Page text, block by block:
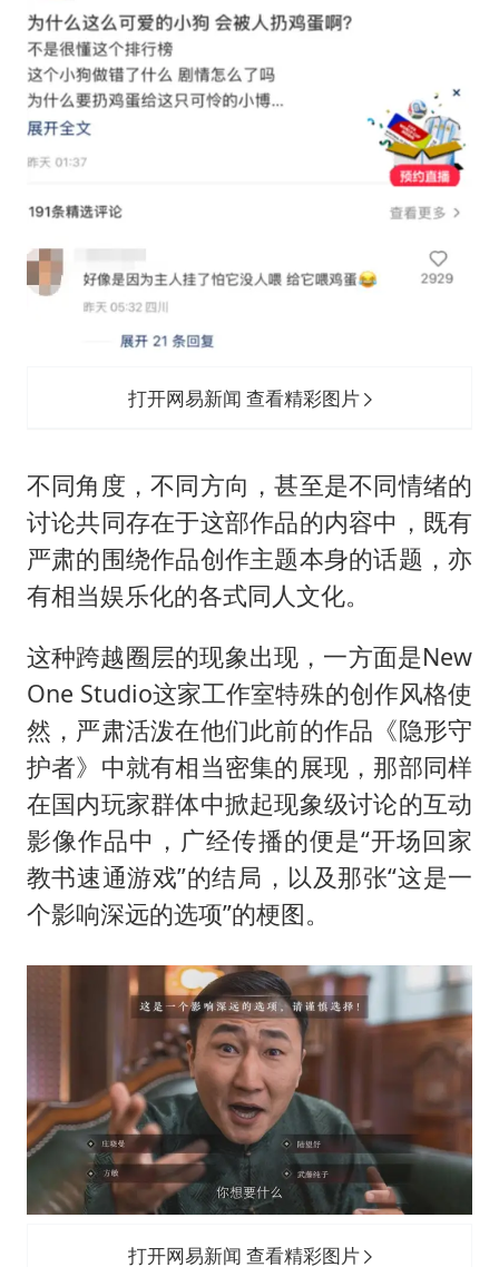
打开网易新闻 查看精彩图片
不同角度，不同方向，甚至是不同情绪的
讨论共同存在于这部作品的内容中，既有
严肃的围绕作品创作主题本身的话题，亦
有相当娱乐化的各式同人文化。
这种跨越圈层的现象出现，一方面是New
One Studio这家工作室特殊的创作风格使
然，严肃活泼在他们此前的作品《隐形守
护者》中就有相当密集的展现，那部同样
在国内玩家群体中掀起现象级讨论的互动
影像作品中，广经传播的便是“开场回家
教书速通游戏”的结局，以及那张“这是一
个影响深远的选项”的梗图。
打开网易新闻 查看精彩图片